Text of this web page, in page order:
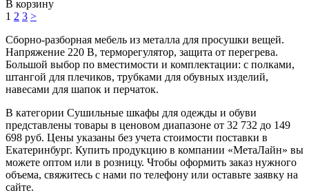
В корзину
1 2 3 >
Сборно-разборная мебель из металла для просушки вещей.
Напряжение 220 В, терморегулятор, защита от перегрева.
Большой выбор по вместимости и комплектации: с полками,
штангой для плечиков, трубками для обувных изделий,
навесами для шапок и перчаток.
В категории Сушильные шкафы для одежды и обуви
представлены товары в ценовом диапазоне от 32 732 до 149
698 руб. Цены указаны без учета стоимости поставки в
Екатеринбург. Купить продукцию в компании «МетаЛайн» вы
можете оптом или в розницу. Чтобы оформить заказ нужного
объема, свяжитесь с нами по телефону или оставьте заявку на
сайте.